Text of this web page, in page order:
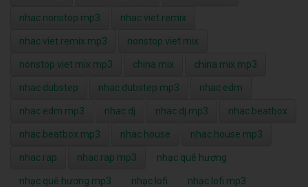
nhac nonstop mp3 nhac viet remix
nhac viet remix mp3 nonstop viet mix
nonstop viet mix mp3 china mix china mix mp3
nhac dubstep nhac dubstep mp3 nhac edm
nhac edm mp3 nhac dj nhac dj mp3 nhac beatbox
nhac beatbox mp3 nhac house nhac house mp3
nhac rap nhac rap mp3 nhạc quê hương
nhạc quê hương mp3 nhạc lofi nhạc lofi mp3